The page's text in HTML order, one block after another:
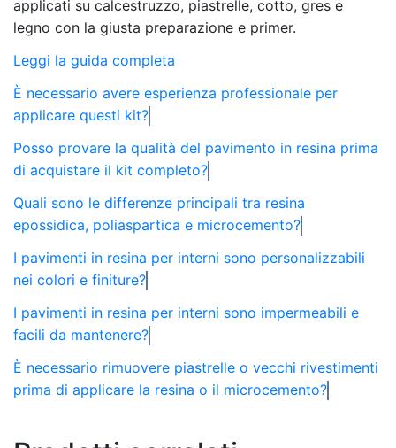
applicati su calcestruzzo, piastrelle, cotto, gres e
legno con la giusta preparazione e primer.
Leggi la guida completa
È necessario avere esperienza professionale per
applicare questi kit?
Posso provare la qualità del pavimento in resina prima
di acquistare il kit completo?
Quali sono le differenze principali tra resina
epossidica, poliaspartica e microcemento?
I pavimenti in resina per interni sono personalizzabili
nei colori e finiture?
I pavimenti in resina per interni sono impermeabili e
facili da mantenere?
È necessario rimuovere piastrelle o vecchi rivestimenti
prima di applicare la resina o il microcemento?